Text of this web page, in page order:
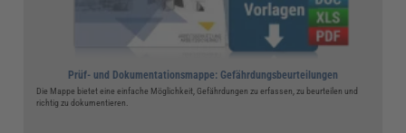
Prüf- und Dokumentationsmappe: Gefährdungsbeurteilungen
Die Mappe bietet eine einfache Möglichkeit, Gefährdungen zu erfassen, zu beurteilen und
richtig zu dokumentieren.